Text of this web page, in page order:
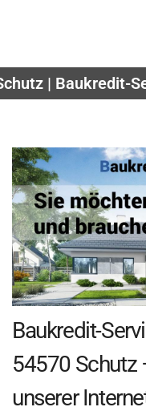
| Baukredit-
Baukredit-
54570 Schutz
unserer